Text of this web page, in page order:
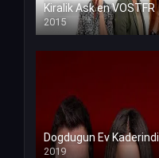
Kiralik Ask en VOSTFR
2015
Dogdugun Ev
2019